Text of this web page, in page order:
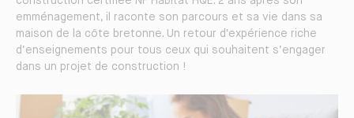
emménagement, il raconte son parcours et sa vie dans sa
maison de la côte bretonne. Un retour d'expérience riche
d’enseignements pour tous ceux qui souhaitent s’engager
dans un projet de construction !
Préférez un professionnel reconnu
DÉCOUVRIR LA CERTIFICATION